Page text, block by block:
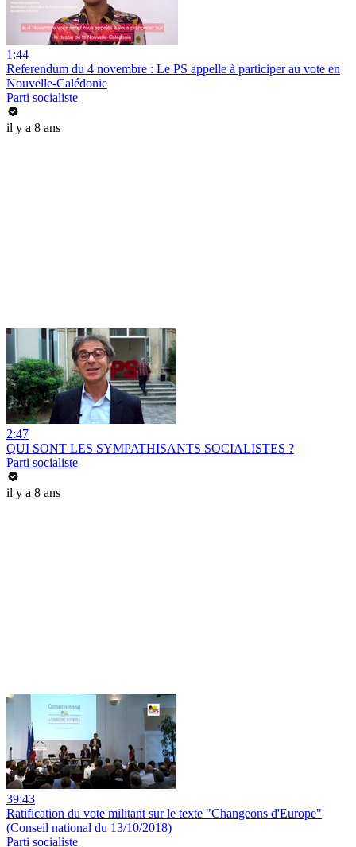
1:44
Referendum du 4 novembre : Le PS appelle à participer au vote en
Nouvelle-Calédonie
Parti socialiste
il y a 8 ans
2:47
QUI SONT LES SYMPATHISANTS SOCIALISTES ?
Parti socialiste
il y a 8 ans
39:43
Ratification du vote militant sur le texte "Changeons d'Europe"
(Conseil national du 13/10/2018)
Parti socialiste